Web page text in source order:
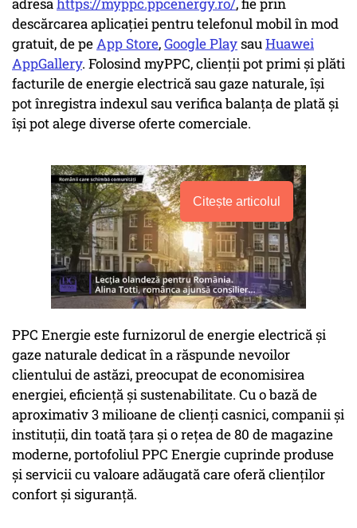
adresahttps://myppc.ppcenergy.ro/, fie prin
descărcarea aplicației pentru telefonul mobil în mod
gratuit, de peApp Store,Google PlaysauHuawei
AppGallery. Folosind myPPC, clienții pot primi și plăti
facturile de energie electrică sau gaze naturale, își
pot înregistra indexul sau verifica balanța de plată și
își pot alege diverse oferte comerciale.
Citește articolul
PPC Energie este furnizorul de energie electrică și
gaze naturale dedicat în a răspunde nevoilor
clientului de astăzi, preocupat de economisirea
energiei, eficiență și sustenabilitate. Cu o bază de
aproximativ 3 milioane de clienți casnici, companii și
instituții, din toată țara și o rețea de 80 de magazine
moderne, portofoliul PPC Energie cuprinde produse
și servicii cu valoare adăugată care oferă clienților
confort și siguranță.